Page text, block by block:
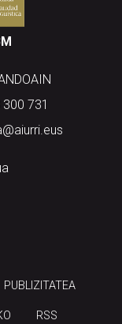
731
PUBLIZITATEA
RSS